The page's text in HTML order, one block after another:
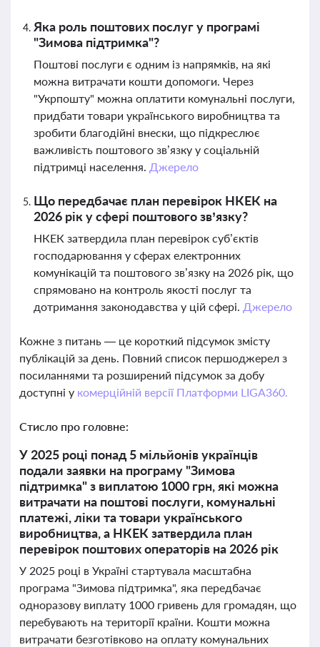
Яка роль поштових послуг у програмі
"Зимова підтримка"?
Поштові послуги є одним із напрямків, на які
можна витрачати кошти допомоги. Через
"Укрпошту" можна оплатити комунальні послуги,
придбати товари українського виробництва та
зробити благодійні внески, що підкреслює
важливість поштового зв’язку у соціальній
підтримці населення. Джерело
Що передбачає план перевірок НКЕК на
2026 рік у сфері поштового зв’язку?
НКЕК затвердила план перевірок суб’єктів
господарювання у сферах електронних
комунікацій та поштового зв’язку на 2026 рік, що
спрямовано на контроль якості послуг та
дотримання законодавства у цій сфері. Джерело
Кожне з питань — це короткий підсумок змісту
публікацій за день. Повний список першоджерел з
посиланнями та розширений підсумок за добу
доступні у комерційній версії Платформи LIGA360.
Стисло про головне:
У 2025 році понад 5 мільйонів українців
подали заявки на програму "Зимова
підтримка" з виплатою 1000 грн, які можна
витрачати на поштові послуги, комунальні
платежі, ліки та товари українського
виробництва, а НКЕК затвердила план
перевірок поштових операторів на 2026 рік
У 2025 році в Україні стартувала масштабна
програма "Зимова підтримка", яка передбачає
одноразову виплату 1000 гривень для громадян, що
перебувають на території країни. Кошти можна
витрачати безготівково на оплату комунальних